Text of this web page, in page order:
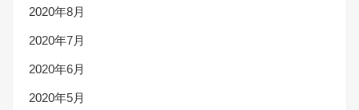
2020年8月
2020年7月
2020年6月
2020年5月